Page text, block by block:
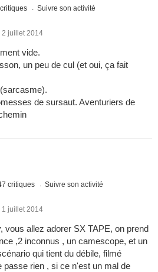
Suivre son activité
2 juillet 2014
vide.
un peu de cul (et oui, ça fait
de sursaut. Aventuriers de
critiques Suivre son activité
1 juillet 2014
vous allez adorer SX TAPE, on prend
,2 inconnus , un camescope, et un
qui tient du débile, filmé
passe rien , si ce n'est un mal de